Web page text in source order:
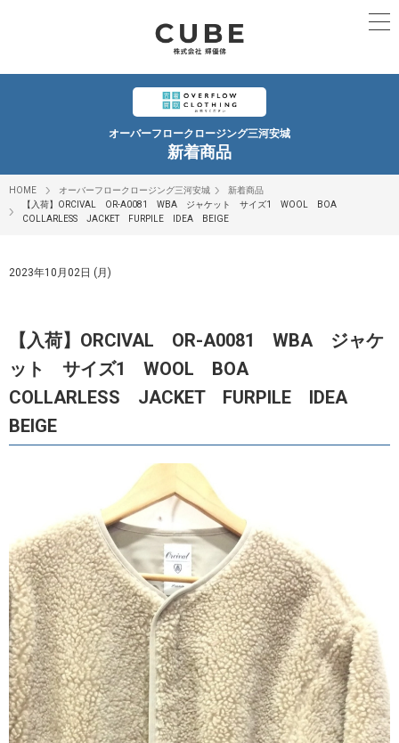
オーバーフロークロージング三河安城
新着商品
HOME オーバーフロークロージング三河安城
新着商品
【入荷】ORCIVAL OR-A0081 WBA ジャケット サイズ1 WOOL BOA
COLLARLESS JACKET FURPILE IDEA BEIGE
2023年10月02日 (月)
【入荷】ORCIVAL OR-A0081 WBA ジャケ
ット サイズ1 WOOL BOA
COLLARLESS JACKET FURPILE IDEA
BEIGE